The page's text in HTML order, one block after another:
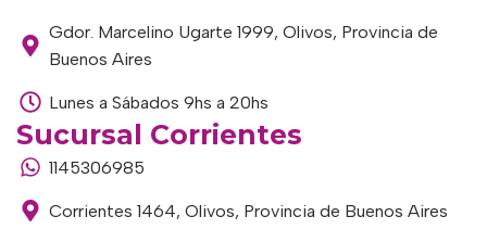
Gdor. Marcelino Ugarte 1999, Olivos, Provincia de
Buenos Aires
Lunes a Sábados 9hs a 20hs
Sucursal Corrientes
1145306985
Corrientes 1464, Olivos, Provincia de Buenos Aires